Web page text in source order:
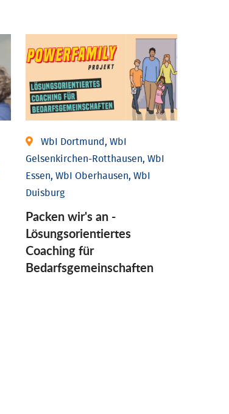
WbI Dortmund, WbI
Gelsenkirchen-Rotthausen, WbI
Essen, WbI Oberhausen, WbI
Duisburg
Packen wir's an -
Lösungsorientiertes
Coaching für
Bedarfsgemeinschaften